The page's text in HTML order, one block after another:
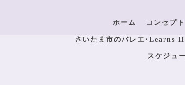
ホーム コンセプト
さいたま市のバレエ･Learns
スケジュ